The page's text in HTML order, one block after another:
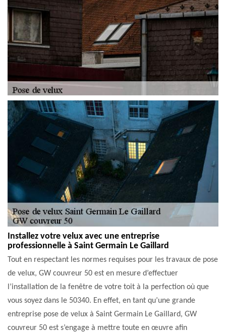
Installez votre velux avec une entreprise
professionnelle à Saint Germain Le Gaillard
Tout en respectant les normes requises pour les travaux de pose
de velux, GW couvreur 50 est en mesure d’effectuer
l’installation de la fenêtre de votre toit à la perfection où que
vous soyez dans le 50340. En effet, en tant qu’une grande
entreprise pose de velux à Saint Germain Le Gaillard, GW
couvreur 50 est s’engage à mettre toute en œuvre afin